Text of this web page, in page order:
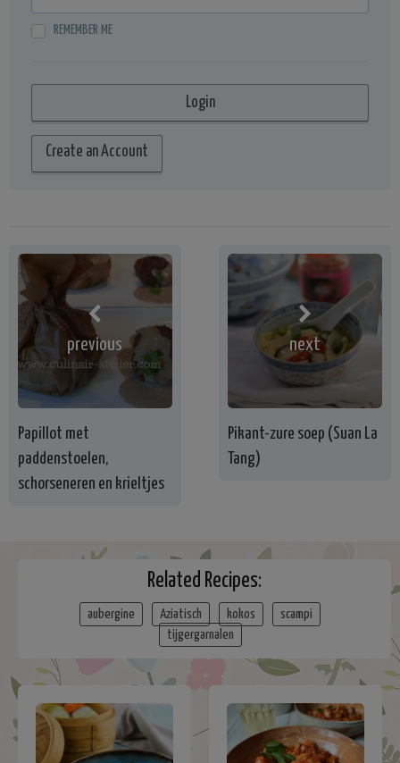
REMEMBER ME
Create an Account
previous
Papillot met
paddenstoelen,
schorseneren en krieltjes
next
Pikant-zure soep (Suan La
Tang)
Related Recipes:
aubergine Aziatisch kokos
scampi
tijgergarnalen